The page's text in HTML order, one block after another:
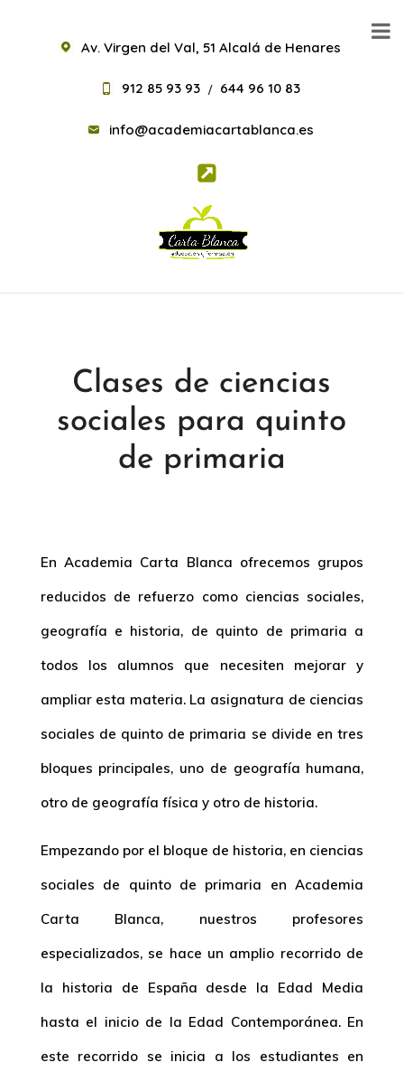
Av. Virgen del Val, 51 Alcalá de Henares
912 85 93 93 / 644 96 10 83
info@academiacartablanca.es
Clases de ciencias
sociales para quinto
de primaria
En Academia Carta Blanca ofrecemos grupos
reducidos de refuerzo como ciencias sociales,
geografía e historia, de quinto de primaria a
todos los alumnos que necesiten mejorar y
ampliar esta materia. La asignatura de ciencias
sociales de quinto de primaria se divide en tres
bloques principales, uno de geografía humana,
otro de geografía física y otro de historia.
Empezando por el bloque de historia, en ciencias
sociales de quinto de primaria en Academia
Carta Blanca, nuestros profesores
especializados, se hace un amplio recorrido de
la historia de España desde la Edad Media
hasta el inicio de la Edad Contemporánea. En
este recorrido se inicia a los estudiantes en